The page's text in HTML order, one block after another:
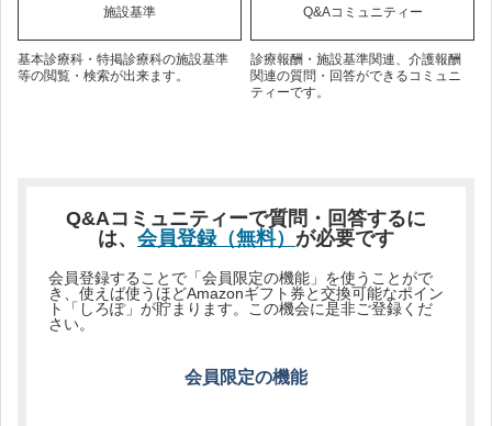
施設基準
基本診療科・特掲診療科の施設基準
等の閲覧・検索が出来ます。
Q&Aコミュニティー
診療報酬・施設基準関連、介護報酬
関連の質問・回答ができるコミュニ
ティーです。
Q&Aコミュニティーで質問・回答するに
は、 会員登録（無料） が必要です
会員登録することで「会員限定の機能」を使うことがで
き、使えば使うほどAmazonギフト券と交換可能なポイン
ト「しろぽ」が貯まります。この機会に是非ご登録くだ
さい。
会員限定の機能